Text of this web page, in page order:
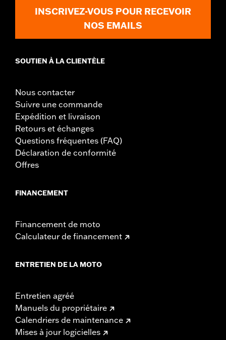
INSCRIVEZ-VOUS POUR RECEVOIR
NOS EMAILS
SOUTIEN À LA CLIENTÈLE
Nous contacter
Suivre une commande
Expédition et livraison
Retours et échanges
Questions fréquentes (FAQ)
Déclaration de conformité
Offres
FINANCEMENT
Financement de moto
Calculateur de financement
ENTRETIEN DE LA MOTO
Entretien agréé
Manuels du propriétaire
Calendriers de maintenance
Mises à jour logicielles